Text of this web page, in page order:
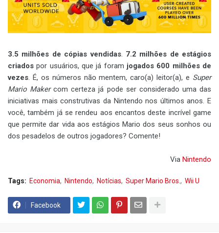
3.5 milhões de cópias vendidas. 7.2 milhões de estágios
criados por usuários, que já foram jogados 600 milhões de
vezes. É, os números não mentem, caro(a) leitor(a), e Super
Mario Makercom certeza já pode ser considerado uma das
iniciativas mais construtivas da Nintendo nos últimos anos. E
você, também já se rendeu aos encantos deste incrível game
que permite dar vida aos estágios Mario dos seus sonhos ou
dos pesadelos de outros jogadores? Comente!
Via Nintendo
Tags: Economia Nintendo Notícias Super Mario Bros. Wii U
Facebook